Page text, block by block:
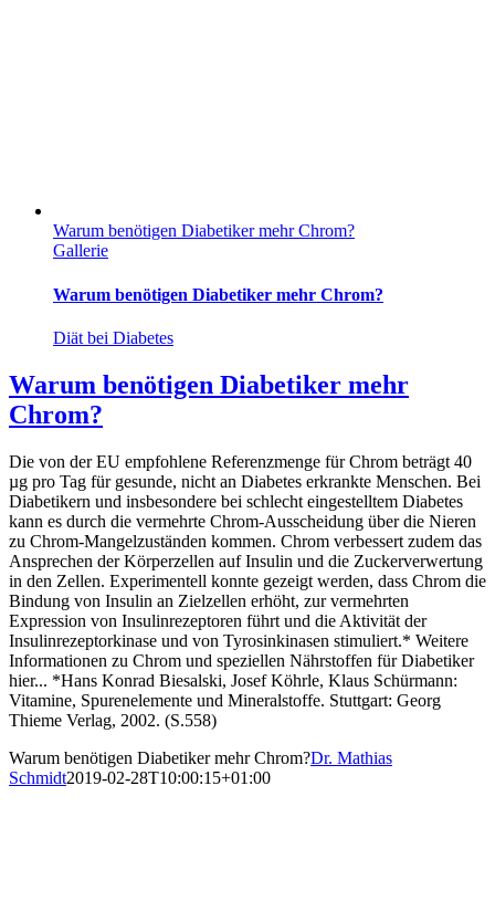
Warum benötigen Diabetiker mehr Chrom?
Gallerie
Warum benötigen Diabetiker mehr Chrom?
Diät bei Diabetes
Warum benötigen Diabetiker mehr
Chrom?
Die von der EU empfohlene Referenzmenge für Chrom beträgt 40
µg pro Tag für gesunde, nicht an Diabetes erkrankte Menschen. Bei
Diabetikern und insbesondere bei schlecht eingestelltem Diabetes
kann es durch die vermehrte Chrom-Ausscheidung über die Nieren
zu Chrom-Mangelzuständen kommen. Chrom verbessert zudem das
Ansprechen der Körperzellen auf Insulin und die Zuckerverwertung
in den Zellen. Experimentell konnte gezeigt werden, dass Chrom die
Bindung von Insulin an Zielzellen erhöht, zur vermehrten
Expression von Insulinrezeptoren führt und die Aktivität der
Insulinrezeptorkinase und von Tyrosinkinasen stimuliert.* Weitere
Informationen zu Chrom und speziellen Nährstoffen für Diabetiker
hier... *Hans Konrad Biesalski, Josef Köhrle, Klaus Schürmann:
Vitamine, Spurenelemente und Mineralstoffe. Stuttgart: Georg
Thieme Verlag, 2002. (S.558)
Warum benötigen Diabetiker mehr Chrom?Dr. Mathias
Schmidt2019-02-28T10:00:15+01:00